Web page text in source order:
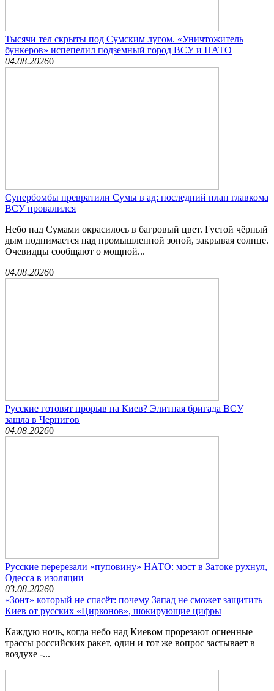
Тысячи тел скрыты под Сумским лугом. «Уничтожитель
бункеров» испепелил подземный город ВСУ и НАТО
04.08.20260
Супербомбы превратили Сумы в ад: последний план главкома
ВСУ провалился
Небо над Сумами окрасилось в багровый цвет. Густой чёрный
дым поднимается над промышленной зоной, закрывая солнце.
Очевидцы сообщают о мощной...
04.08.20260
Русские готовят прорыв на Киев? Элитная бригада ВСУ
зашла в Чернигов
04.08.20260
Русские перерезали «пуповину» НАТО: мост в Затоке рухнул,
Одесса в изоляции
03.08.20260
«Зонт» который не спасёт: почему Запад не сможет защитить
Киев от русских «Цирконов», шокирующие цифры
Каждую ночь, когда небо над Киевом прорезают огненные
трассы российских ракет, один и тот же вопрос застывает в
воздухе -...